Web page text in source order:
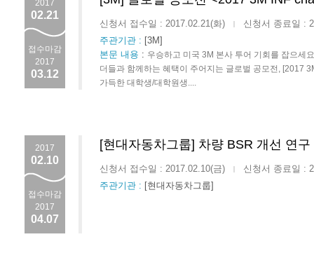
2017
02.21
접수마감
2017
03.12
신청서 접수일 : 2017.02.21(화) |
신청서 종료일 :
주관기관 : [3M]
본문 내용 : 우승하고 미국 3M 본사 투어 기회를 잡으세
더들과 함께하는 혜택이 주어지는 글로벌 공모전, [2017
가득한 대학생/대학원생....
2017
02.10
접수마감
2017
04.07
[현대자동차그룹] 차량 BSR 개선 연구
신청서 접수일 : 2017.02.10(금) |
신청서 종료일 :
주관기관 : [현대자동차그룹]